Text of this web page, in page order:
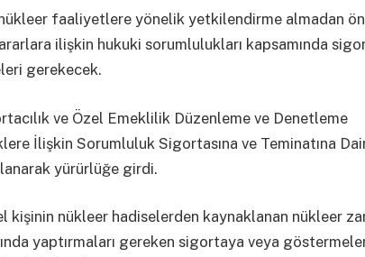
faaliyetlere yönelik yetkilendirme almadan
ilişkin hukuki sorumlulukları kapsamında
gerekecek.
ve Özel Emeklilik Düzenleme ve Denetleme
İlişkin Sorumluluk Sigortasına ve Teminatına
yürürlüğe girdi.
kişinin nükleer hadiselerden kaynaklanan nükleer
yaptırmaları gereken sigortaya veya